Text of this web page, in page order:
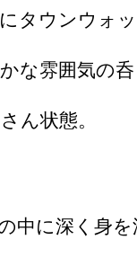
タウンウォ
な雰囲気の
ん状態。
中に深く身